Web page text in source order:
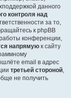
данного
контроля над
за то,
к phpBB
конференции,
напрямую к сайту
email в адрес
третьей стороной,
не получить